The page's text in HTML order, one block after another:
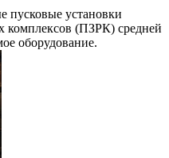
пусковые установки
комплексов (ПЗРК) средней
оборудование.